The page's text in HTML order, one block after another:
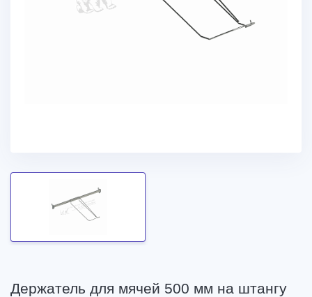
Держатель для мячей 500 мм на штангу